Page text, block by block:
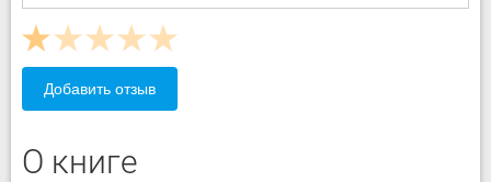
Добавить отзыв
О книге